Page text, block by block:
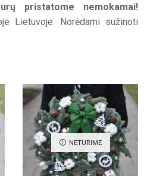
pristatome nemokamai!
Lietuvoje. Norėdami sužinoti
NETURIME